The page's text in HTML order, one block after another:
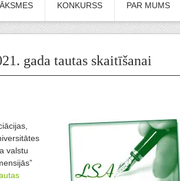
KONKURSS PAR MUMS
gada tautas skaitīšanai
valstu